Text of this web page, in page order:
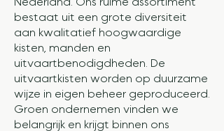
bestaat uit een grote diversiteit
aan kwalitatief hoogwaardige
kisten, manden en
uitvaartbenodigdheden. De
uitvaartkisten worden op duurzame
wijze in eigen beheer geproduceerd.
Groen ondernemen vinden we
belangrijk en krijgt binnen ons